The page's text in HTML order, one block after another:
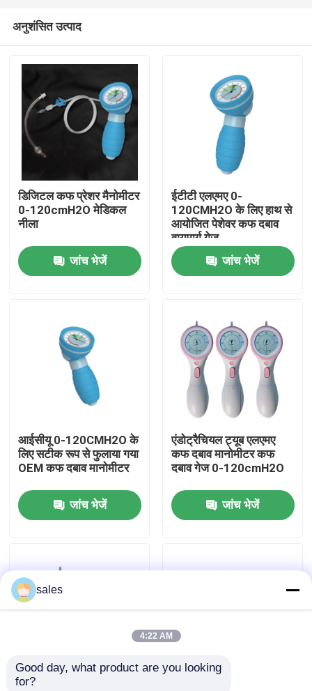
वीआर दिखाएँ
फैक्टरी यात्रा
गुणवत्ता नियंत्रण
एक बोली का अनुरोध
स्वरयंत्र मुखौटा वायुमार्ग
अनुशंसित उत्पाद
डिजिटल कफ प्रेशर मैनोमीटर
0-120cmH2O मेडिकल
नीला
जांच भेजें
ईटीटी एलएमए 0-
120CMH2O के लिए हाथ से
आयोजित पेशेवर कफ दबाव
वायुमार्ग गेज
जांच भेजें
आईसीयू 0-120CMH2O के
लिए सटीक रूप से फुलाया गया
OEM कफ दबाव मानोमीटर
जांच भेजें
एंडोट्रैचियल ट्यूब एलएमए
कफ दबाव मानोमीटर कफ
दबाव गेज 0-120cmH2O
जांच भेजें
उच्च गुणवत्ता वाली ईटीटी
sales
4:22 AM
Good day, what product are you looking
for?